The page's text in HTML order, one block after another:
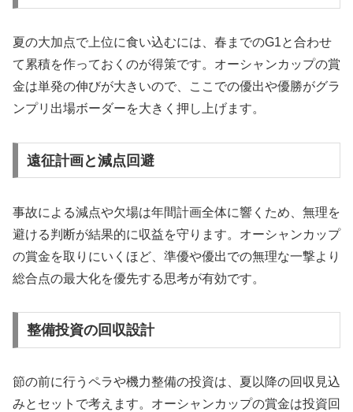
夏の大加点で上位に食い込むには、春までのG1と合わせ
て累積を作っておくのが得策です。オーシャンカップの賞
金は単発の伸びが大きいので、ここでの優出や優勝がグラ
ンプリ出場ボーダーを大きく押し上げます。
遠征計画と減点回避
事故による減点や欠場は年間計画全体に響くため、無理を
避ける判断が結果的に収益を守ります。オーシャンカップ
の賞金を取りにいくほど、準優や優出での無理な一撃より
総合点の最大化を優先する思考が有効です。
整備投資の回収設計
節の前に行うペラや機力整備の投資は、夏以降の回収見込
みとセットで考えます。オーシャンカップの賞金は投資回